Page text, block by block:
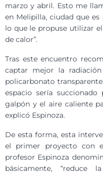
marzo y abril. Esto me
en Melipilla, ciudad que
lo que le propuse utilizar
de calor”.
Tras este encuentro
captar mejor la
policarbonato
espacio sería
galpón y el aire caliente
explicó Espinoza.
De esta forma, esta
el primer proyecto con
profesor Espinoza
básicamente, “reduce